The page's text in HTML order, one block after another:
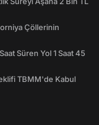
Çöllerinin
Süren Yol 1 Saat 45
TBMM'de Kabul